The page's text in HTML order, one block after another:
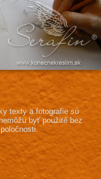
texty a fotografie sú
byť použité bez